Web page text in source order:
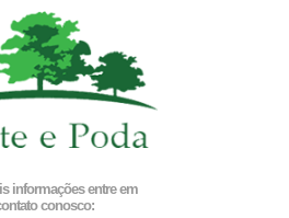
informações entre em
conosco: